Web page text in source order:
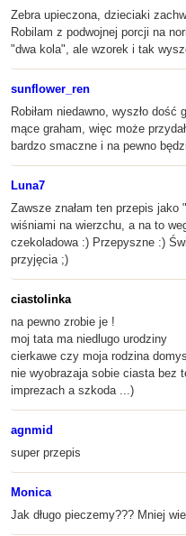
Zebra upieczona, dzieciaki
Robilam z podwojnej porcji na
"dwa kola", ale wzorek i tak
sunflower_ren
Robiłam niedawno, wyszło dość
mące graham, więc może
bardzo smaczne i na pewno
Luna7
Zawsze znałam ten przepis jako
wiśniami na wierzchu, a na to
czekoladowa :) Przepyszne :)
przyjęcia ;)
ciastolinka
na pewno zrobie je !
moj tata ma niedlugo urodziny
cierkawe czy moja rodzina
nie wyobrazaja sobie ciasta bez
imprezach a szkoda ...)
agnmid
super przepis
Monica
Jak długo pieczemy??? Mniej